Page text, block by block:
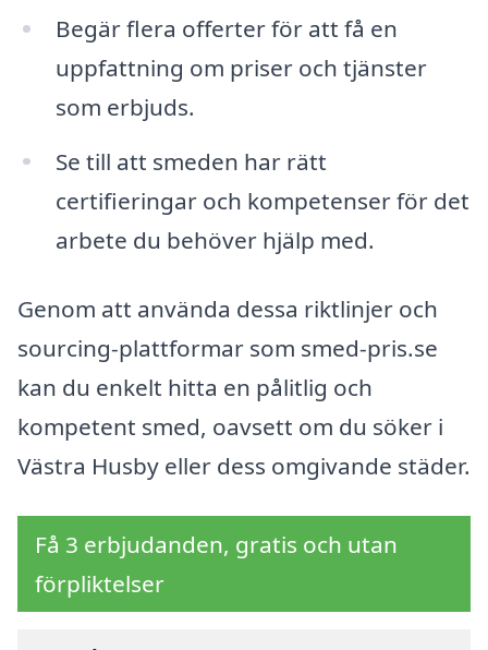
Begär flera offerter för att få en
uppfattning om priser och tjänster
som erbjuds.
Se till att smeden har rätt
certifieringar och kompetenser för det
arbete du behöver hjälp med.
Genom att använda dessa riktlinjer och
sourcing-plattformar som smed-pris.se
kan du enkelt hitta en pålitlig och
kompetent smed, oavsett om du söker i
Västra Husby eller dess omgivande städer.
Få 3 erbjudanden, gratis och utan
förpliktelser